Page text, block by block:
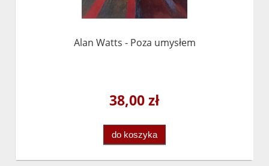
Alan Watts - Poza umysłem
38,00 zł
do koszyka